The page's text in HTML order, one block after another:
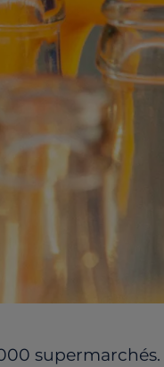
supermarchés.